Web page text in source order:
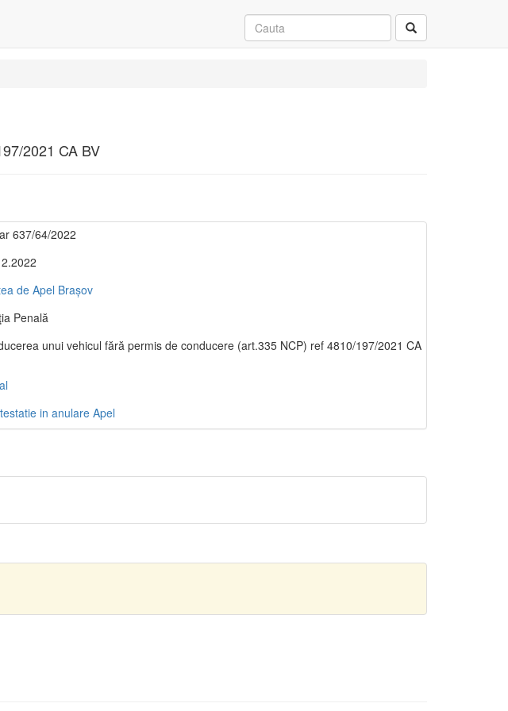
2021 CA BV
637/64/2022
de Apel Brașov
Penală
unui vehicul fără permis de conducere (art.335 NCP) ref 4810/197/2021 CA
in anulare Apel